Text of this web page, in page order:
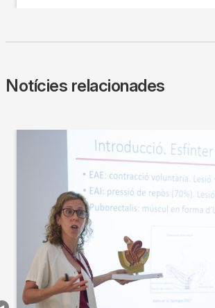
Notícies relacionades